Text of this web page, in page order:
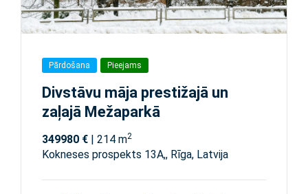
Pārdošana Pieejams
Divstāvu māja prestižajā un
zaļajā Mežaparkā
349980 € | 214 m2
Kokneses prospekts 13A,, Rīga, Latvija